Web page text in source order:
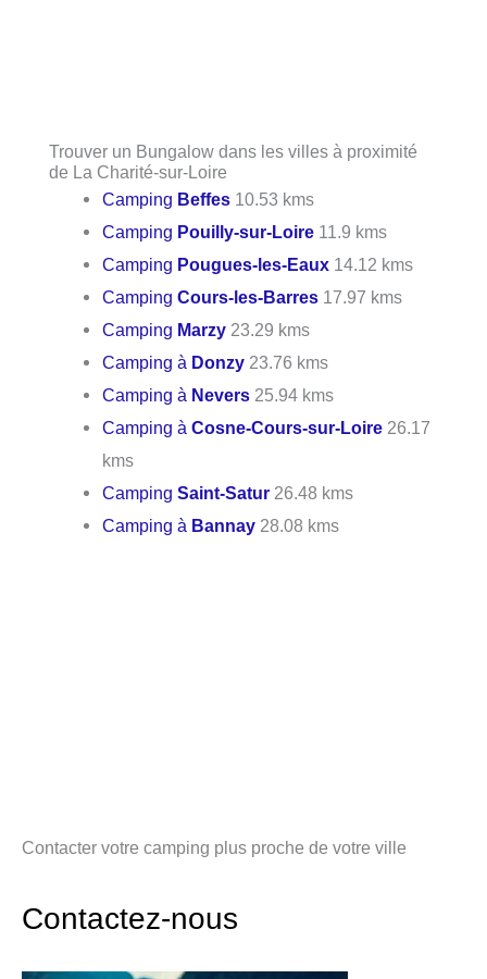
Trouver un Bungalow dans les villes à proximité
de La Charité-sur-Loire
Camping Beffes 10.53 kms
Camping Pouilly-sur-Loire 11.9 kms
Camping Pougues-les-Eaux 14.12 kms
CampingCours-les-Barres 17.97 kms
Camping Marzy 23.29 kms
Camping à Donzy 23.76 kms
Camping à Nevers 25.94 kms
Camping àCosne-Cours-sur-Loire 26.17
kms
CampingSaint-Satur 26.48 kms
Camping à Bannay 28.08 kms
Contacter votre camping plus proche de votre ville
Contactez-nous